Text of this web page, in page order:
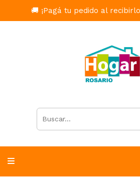
🚚 ¡Pagá tu pedido al